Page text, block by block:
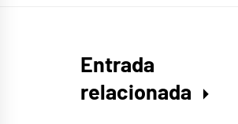
Entrada
relacionada